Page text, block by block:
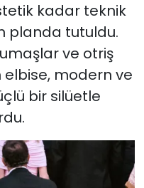
kadar teknik
planda tutuldu.
ve otriş
elbise, modern ve
bir silüetle